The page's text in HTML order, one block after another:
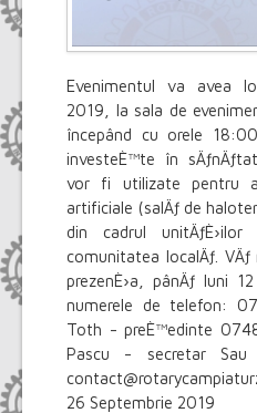
Evenimentul va avea
2019, la sala de
începând cu orele
investeÈ™te în
vor fi utilizate pentru
artificiale (salÄƒ de
din cadrul
comunitatea localÄƒ. VÄƒ
prezenÈ›a, pânÄƒ luni
numerele de telefon:
Toth - preÈ™edinte
Pascu - secretar
26 Septembrie 2019